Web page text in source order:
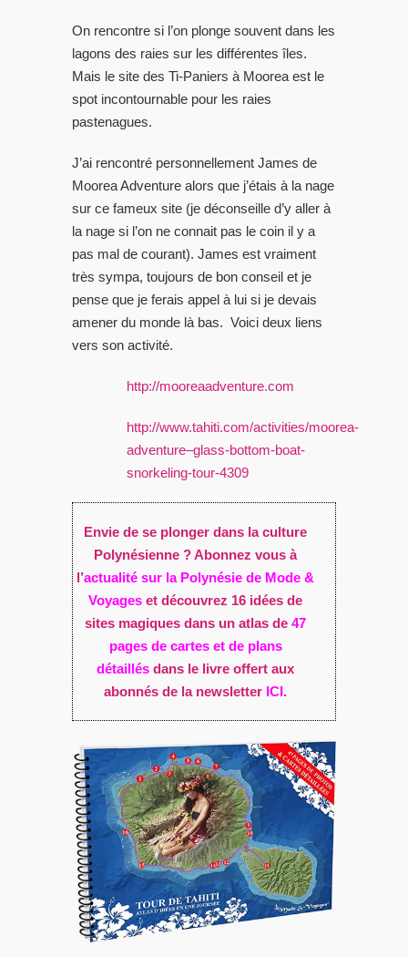
On rencontre si l’on plonge souvent dans les
lagons des raies sur les différentes îles.
Mais le site des Ti-Paniers à Moorea est le
spot incontournable pour les raies
pastenagues.
J’ai rencontré personnellement James de
Moorea Adventure alors que j’étais à la nage
sur ce fameux site (je déconseille d’y aller à
la nage si l’on ne connait pas le coin il y a
pas mal de courant). James est vraiment
très sympa, toujours de bon conseil et je
pense que je ferais appel à lui si je devais
amener du monde là bas. Voici deux liens
vers son activité.
http://mooreaadventure.com
http://www.tahiti.com/activities/moorea-
adventure–glass-bottom-boat-
snorkeling-tour-4309
Envie de se plonger dans la culture
Polynésienne ? Abonnez vous à
l’actualité sur la Polynésie de Mode &
Voyages et découvrez 16 idées de
sites magiques dans un atlas de47
pages de cartes et de plans
détaillés dans le livre offert aux
abonnés de la newsletter ICI.